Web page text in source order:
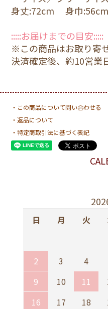
身丈:72cm 身巾
:::::お届けまでの目安:::::
※この商品はお取り寄
決済確定後、約10営業
・この商品について問い合わせる
・返品について
・特定商取引法に基づく表記
日 月 火
2
3 4
9
10 11
16
17 18